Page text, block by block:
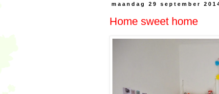
maandag 29 september
Home sweet home